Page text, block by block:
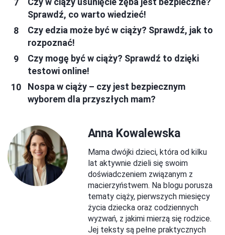
Sprawdź, co warto wiedzieć!
Czy edzia może być w ciąży? Sprawdź, jak to
rozpoznać!
Czy mogę być w ciąży? Sprawdź to dzięki
testowi online!
Nospa w ciąży – czy jest bezpiecznym
wyborem dla przyszłych mam?
Anna Kowalewska
Mama dwójki dzieci, która od kilku
lat aktywnie dzieli się swoim
doświadczeniem związanym z
macierzyństwem. Na blogu porusza
tematy ciąży, pierwszych miesięcy
życia dziecka oraz codziennych
wyzwań, z jakimi mierzą się rodzice.
Jej teksty są pełne praktycznych